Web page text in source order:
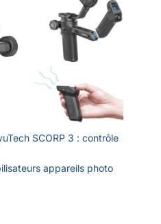
SCORP 3 : contrôle
appareils photo